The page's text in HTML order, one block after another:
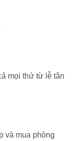
mọi thứ từ lễ tân
và mua phòng